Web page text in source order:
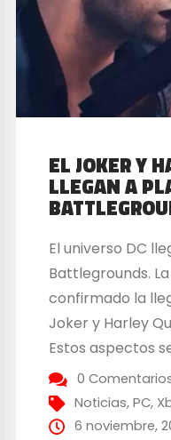
EL JOKER Y
LLEGAN A
El universo DC
Battlegrounds.
confirmado la
Joker y Harley
Estos aspectos
un tiempo, y la
queda muy bien
juego. Os
0
Noticias,PC,
6 noviembre,